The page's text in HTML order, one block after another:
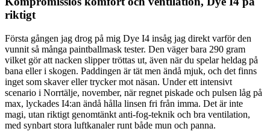
riktigt
Första gången jag drog på mig Dye I4 insåg jag direkt varför den
vunnit så många paintballmask tester. Den väger bara 290 gram
vilket gör att nacken slipper tröttas ut, även när du spelar heldag på
bana eller i skogen. Paddingen är tät men ändå mjuk, och det finns
inget som skaver eller trycker mot näsan. Under ett intensivt
scenario i Norrtälje, november, när regnet piskade och pulsen låg på
max, lyckades I4:an ändå hålla linsen fri från imma. Det är inte
magi, utan riktigt genomtänkt anti-fog-teknik och bra ventilation,
med synbart stora luftkanaler runt både mun och panna.